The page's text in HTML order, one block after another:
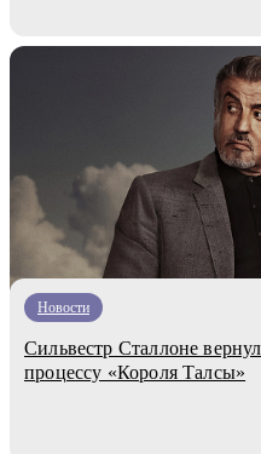
Новости
Сильвестр Сталлоне
процессу «Короля Талсы»